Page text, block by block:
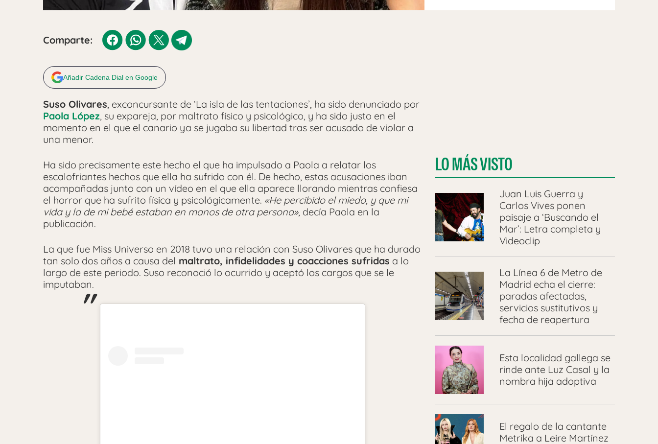
Comparte:
Añadir Cadena Dial en Google
Suso Olivares, exconcursante de ‘La isla de las tentaciones’, ha sido denunciado por
Paola López, su expareja, por maltrato físico y psicológico, y ha sido justo en el
momento en el que el canario ya se jugaba su libertad tras ser acusado de violar a
una menor.
Ha sido precisamente este hecho el que ha impulsado a Paola a relatar los
escalofriantes hechos que ella ha sufrido con él. De hecho, estas acusaciones iban
acompañadas junto con un vídeo en el que ella aparece llorando mientras confiesa
el horror que ha sufrito física y psicológicamente. «He percibido el miedo, y que mi
vida y la de mi bebé estaban en manos de otra persona», decía Paola en la
publicación.
La que fue Miss Universo en 2018 tuvo una relación con Suso Olivares que ha durado
tan solo dos años a causa del maltrato, infidelidades y coacciones sufridas a lo
largo de este periodo. Suso reconoció lo ocurrido y aceptó los cargos que se le
imputaban.
LO MÁS VISTO
Juan Luis Guerra y
Carlos Vives ponen
paisaje a ‘Buscando el
Mar’: Letra completa y
Videoclip
La Línea 6 de Metro de
Madrid echa el cierre:
paradas afectadas,
servicios sustitutivos y
fecha de reapertura
Esta localidad gallega se
rinde ante Luz Casal y la
nombra hija adoptiva
El regalo de la cantante
Metrika a Leire Martínez